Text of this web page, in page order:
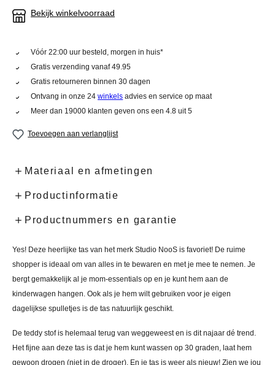
Bekijk winkelvoorraad
Vóór 22:00 uur besteld, morgen in huis*
Gratis verzending vanaf 49.95
Gratis retourneren binnen 30 dagen
Ontvang in onze 24winkels advies en service op maat
Meer dan 19000 klanten geven ons een 4.8 uit 5
Toevoegen aan verlanglijst
Materiaal en afmetingen
Productinformatie
Productnummers en garantie
Yes! Deze heerlijke tas van het merk Studio NooS is favoriet! De ruime
shopper is ideaal om van alles in te bewaren en met je mee te nemen. Je
bergt gemakkelijk al je mom-essentials op en je kunt hem aan de
kinderwagen hangen. Ook als je hem wilt gebruiken voor je eigen
dagelijkse spulletjes is de tas natuurlijk geschikt.
De teddy stof is helemaal terug van weggeweest en is dit najaar dé trend.
Het fijne aan deze tas is dat je hem kunt wassen op 30 graden, laat hem
gewoon drogen (niet in de droger). En je tas is weer als nieuw! Zien we jou